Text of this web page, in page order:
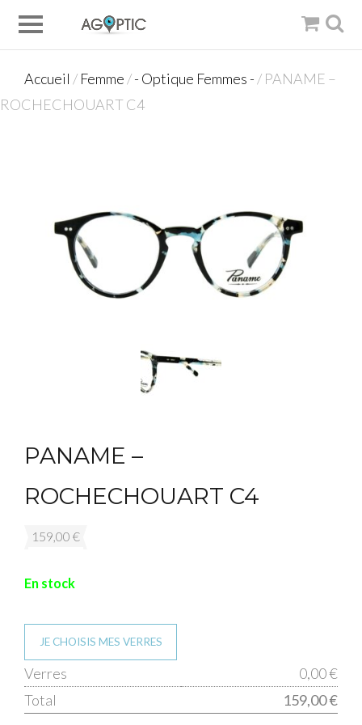
Accueil / Femme /- Optique Femmes - / PANAME –
ROCHECHOUART C4
PANAME –
ROCHECHOUART C4
159,00 €
En stock
JE CHOISIS MES VERRES
Verres
0,00 €
Total
159,00 €de